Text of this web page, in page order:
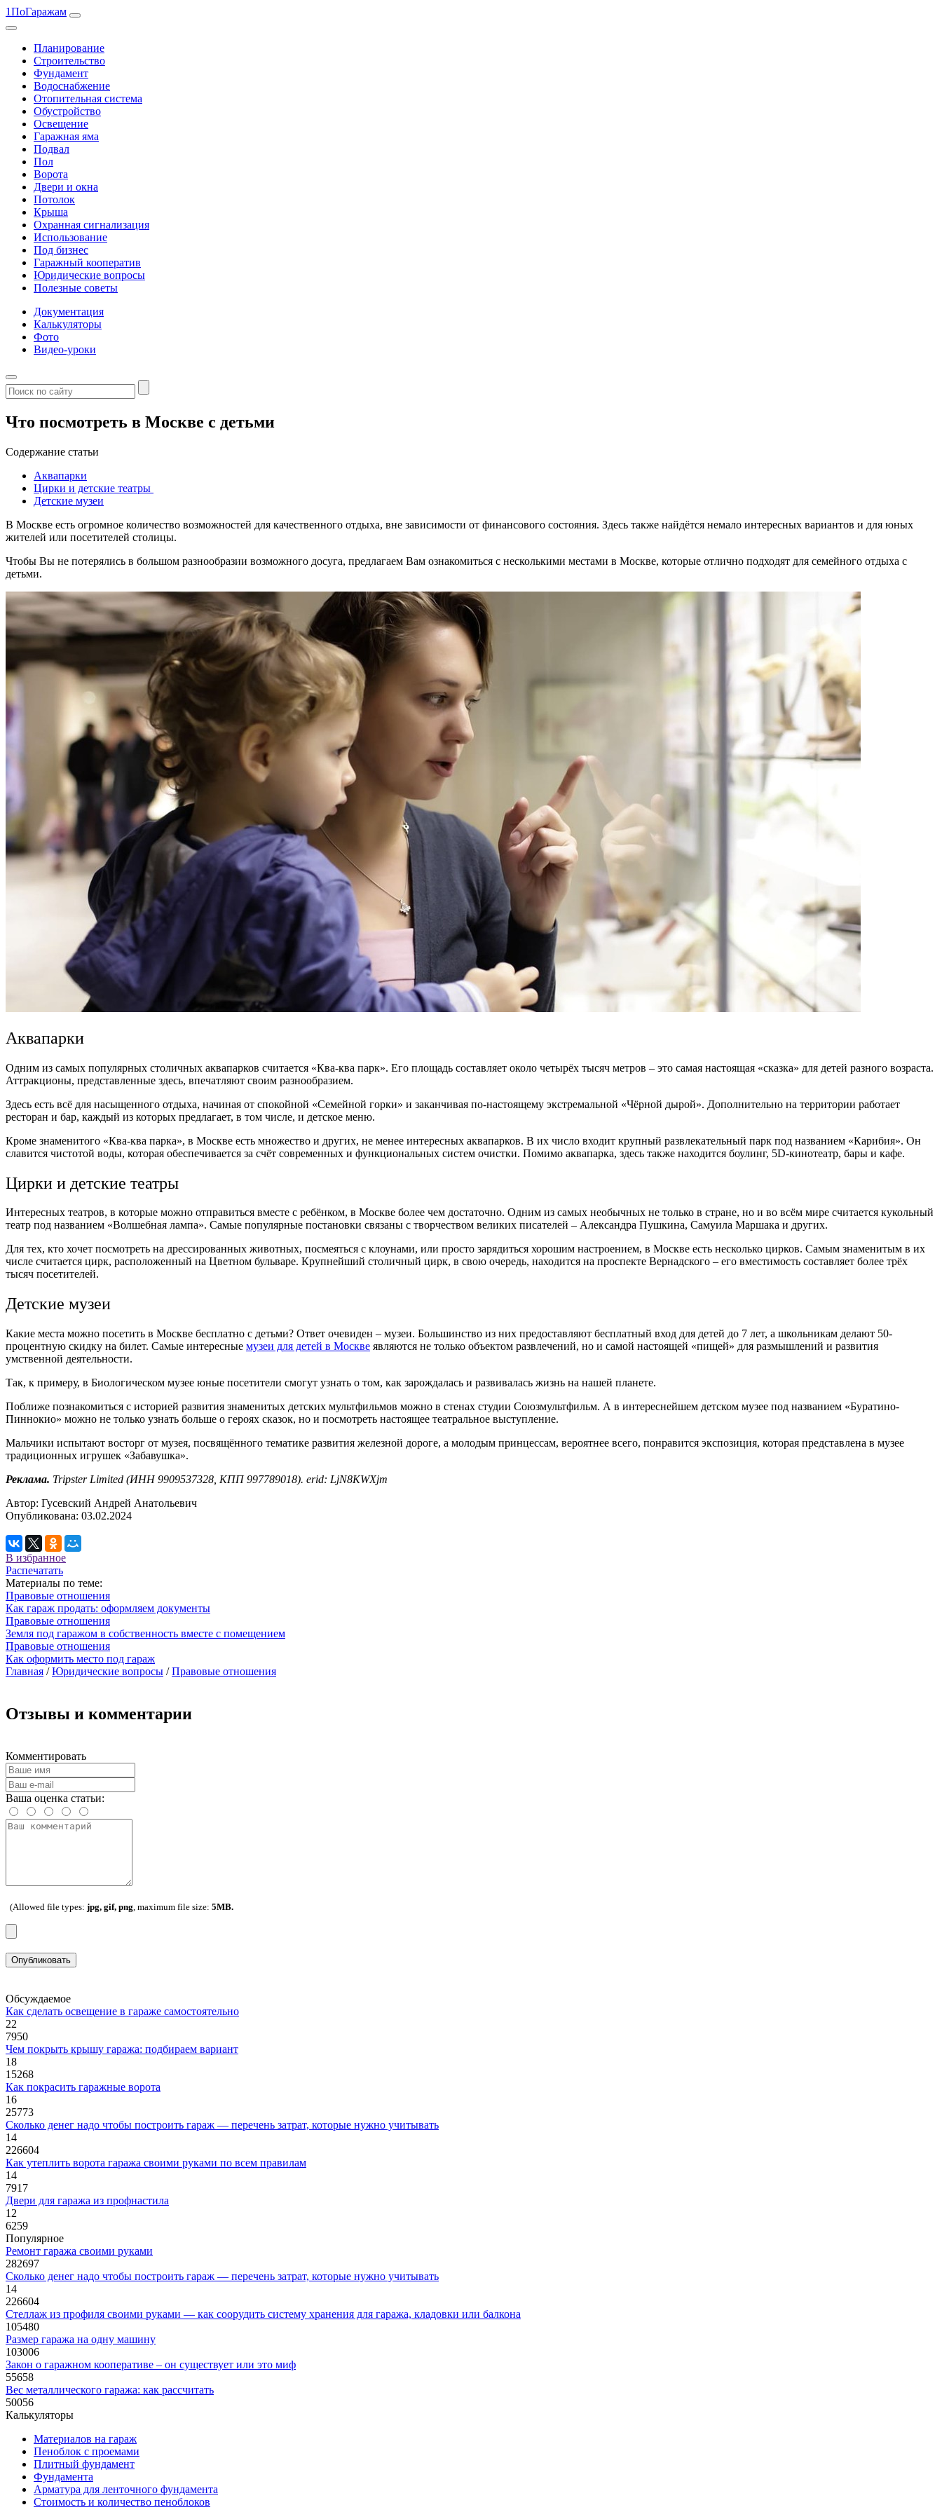
1ПоГаражам
Планирование
Строительство
Фундамент
Водоснабжение
Отопительная система
Обустройство
Освещение
Гаражная яма
Подвал
Пол
Ворота
Двери и окна
Потолок
Крыша
Охранная сигнализация
Использование
Под бизнес
Гаражный кооператив
Юридические вопросы
Полезные советы
Документация
Калькуляторы
Фото
Видео-уроки
Что посмотреть в Москве с детьми
Содержание статьи
Аквапарки
Цирки и детские театры
Детские музеи
В Москве есть огромное количество возможностей для качественного отдыха, вне зависимости от финансового состояния. Здесь также найдётся немало интересных вариантов и для юных
жителей или посетителей столицы.
Чтобы Вы не потерялись в большом разнообразии возможного досуга, предлагаем Вам ознакомиться с несколькими местами в Москве, которые отлично подходят для семейного отдыха с
детьми.
Аквапарки
Одним из самых популярных столичных аквапарков считается «Ква-ква парк». Его площадь составляет около четырёх тысяч метров – это самая настоящая «сказка» для детей разного возраста.
Аттракционы, представленные здесь, впечатляют своим разнообразием.
Здесь есть всё для насыщенного отдыха, начиная от спокойной «Семейной горки» и заканчивая по-настоящему экстремальной «Чёрной дырой». Дополнительно на территории работает
ресторан и бар, каждый из которых предлагает, в том числе, и детское меню.
Кроме знаменитого «Ква-ква парка», в Москве есть множество и других, не менее интересных аквапарков. В их число входит крупный развлекательный парк под названием «Карибия». Он
славится чистотой воды, которая обеспечивается за счёт современных и функциональных систем очистки. Помимо аквапарка, здесь также находится боулинг, 5D-кинотеатр, бары и кафе.
Цирки и детские театры
Интересных театров, в которые можно отправиться вместе с ребёнком, в Москве более чем достаточно. Одним из самых необычных не только в стране, но и во всём мире считается кукольный
театр под названием «Волшебная лампа». Самые популярные постановки связаны с творчеством великих писателей – Александра Пушкина, Самуила Маршака и других.
Для тех, кто хочет посмотреть на дрессированных животных, посмеяться с клоунами, или просто зарядиться хорошим настроением, в Москве есть несколько цирков. Самым знаменитым в их
числе считается цирк, расположенный на Цветном бульваре. Крупнейший столичный цирк, в свою очередь, находится на проспекте Вернадского – его вместимость составляет более трёх
тысяч посетителей.
Детские музеи
Какие места можно посетить в Москве бесплатно с детьми? Ответ очевиден – музеи. Большинство из них предоставляют бесплатный вход для детей до 7 лет, а школьникам делают 50-
процентную скидку на билет. Самые интересные музеи для детей в Москве являются не только объектом развлечений, но и самой настоящей «пищей» для размышлений и развития
умственной деятельности.
Так, к примеру, в Биологическом музее юные посетители смогут узнать о том, как зарождалась и развивалась жизнь на нашей планете.
Поближе познакомиться с историей развития знаменитых детских мультфильмов можно в стенах студии Союзмультфильм. А в интереснейшем детском музее под названием «Буратино-
Пиннокио» можно не только узнать больше о героях сказок, но и посмотреть настоящее театральное выступление.
Мальчики испытают восторг от музея, посвящённого тематике развития железной дороге, а молодым принцессам, вероятнее всего, понравится экспозиция, которая представлена в музее
традиционных игрушек «Забавушка».
Реклама. Tripster Limited (ИНН 9909537328, КПП 997789018). erid: LjN8KWXjm
Автор: Гусевский Андрей Анатольевич
Опубликована: 03.02.2024
В избранное
Распечатать
Материалы по теме:
Правовые отношения
Как гараж продать: оформляем документы
Правовые отношения
Земля под гаражом в собственность вместе с помещением
Правовые отношения
Как оформить место под гараж
Главная / Юридические вопросы / Правовые отношения
Отзывы и комментарии
Комментировать
Ваша оценка статьи:
(Allowed file types: jpg, gif, png, maximum file size: 5MB.
Опубликовать
Обсуждаемое
Как сделать освещение в гараже самостоятельно
22
7950
Чем покрыть крышу гаража: подбираем вариант
18
15268
Как покрасить гаражные ворота
16
25773
Сколько денег надо чтобы построить гараж — перечень затрат, которые нужно учитывать
14
226604
Как утеплить ворота гаража своими руками по всем правилам
14
7917
Двери для гаража из профнастила
12
6259
Популярное
Ремонт гаража своими руками
282697
Сколько денег надо чтобы построить гараж — перечень затрат, которые нужно учитывать
14
226604
Стеллаж из профиля своими руками — как соорудить систему хранения для гаража, кладовки или балкона
105480
Размер гаража на одну машину
103006
Закон о гаражном кооперативе – он существует или это миф
55658
Вес металлического гаража: как рассчитать
50056
Калькуляторы
Материалов на гараж
Пеноблок с проемами
Плитный фундамент
Фундамента
Арматура для ленточного фундамента
Стоимость и количество пеноблоков